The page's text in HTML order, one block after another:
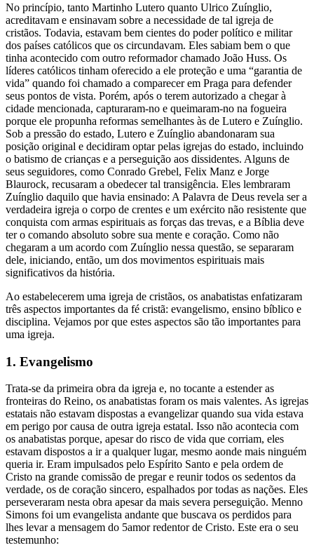
No princípio, tanto Martinho Lutero quanto Ulrico Zuínglio,
acreditavam e ensinavam sobre a necessidade de tal igreja de
cristãos. Todavia, estavam bem cientes do poder político e militar
dos países católicos que os circundavam. Eles sabiam bem o que
tinha acontecido com outro reformador chamado João Huss. Os
líderes católicos tinham oferecido a ele proteção e uma “garantia de
vida” quando foi chamado a comparecer em Praga para defender
seus pontos de vista. Porém, após o terem autorizado a chegar à
cidade mencionada, capturaram-no e queimaram-no na fogueira
porque ele propunha reformas semelhantes às de Lutero e Zuínglio.
Sob a pressão do estado, Lutero e Zuínglio abandonaram sua
posição original e decidiram optar pelas igrejas do estado, incluindo
o batismo de crianças e a perseguição aos dissidentes. Alguns de
seus seguidores, como Conrado Grebel, Felix Manz e Jorge
Blaurock, recusaram a obedecer tal transigência. Eles lembraram
Zuínglio daquilo que havia ensinado: A Palavra de Deus revela ser a
verdadeira igreja o corpo de crentes e um exército não resistente que
conquista com armas espirituais as forças das trevas, e a Bíblia deve
ter o comando absoluto sobre sua mente e coração. Como não
chegaram a um acordo com Zuínglio nessa questão, se separaram
dele, iniciando, então, um dos movimentos espirituais mais
significativos da história.
Ao estabelecerem uma igreja de cristãos, os anabatistas enfatizaram
três aspectos importantes da fé cristã: evangelismo, ensino bíblico e
disciplina. Vejamos por que estes aspectos são tão importantes para
uma igreja.
1. Evangelismo
Trata-se da primeira obra da igreja e, no tocante a estender as
fronteiras do Reino, os anabatistas foram os mais valentes. As igrejas
estatais não estavam dispostas a evangelizar quando sua vida estava
em perigo por causa de outra igreja estatal. Isso não acontecia com
os anabatistas porque, apesar do risco de vida que corriam, eles
estavam dispostos a ir a qualquer lugar, mesmo aonde mais ninguém
queria ir. Eram impulsados pelo Espírito Santo e pela ordem de
Cristo na grande comissão de pregar e reunir todos os sedentos da
verdade, os de coração sincero, espalhados por todas as nações. Eles
perseveraram nesta obra apesar da mais severa perseguição. Menno
Simons foi um evangelista andante que buscava os perdidos para
lhes levar a mensagem do 5amor redentor de Cristo. Este era o seu
testemunho: